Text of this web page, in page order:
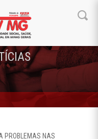
PROBLEMAS NAS